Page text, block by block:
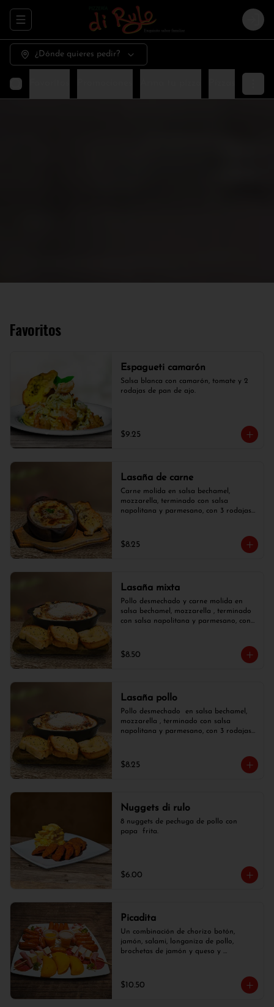
Abrir menu de navegación
¿Dónde quieres pedir?
Favoritos
Espagueti camarón
Salsa blanca con camarón, tomate y 2
rodajas de pan de ajo.
$9.25
Lasaña de carne
Carne molida en salsa bechamel,
mozzarella, terminado con salsa
napolitana y parmesano, con 3 rodajas
$8.25
Lasaña mixta
Pollo desmechado y carne molida en
salsa bechamel, mozzarella , terminado
con salsa napolitana y parmesano, con
$8.50
Lasaña pollo
Pollo desmechado  en salsa bechamel,
mozzarella , terminado con salsa
napolitana y parmesano, con 3 rodajas
$8.25
Nuggets di rulo
8 nuggets de pechuga de pollo con
papa  frita.
$6.00
Picadita
Un combinación de chorizo botón,
jamón, salami, longaniza de pollo,
brochetas de jamón y queso y
$10.50